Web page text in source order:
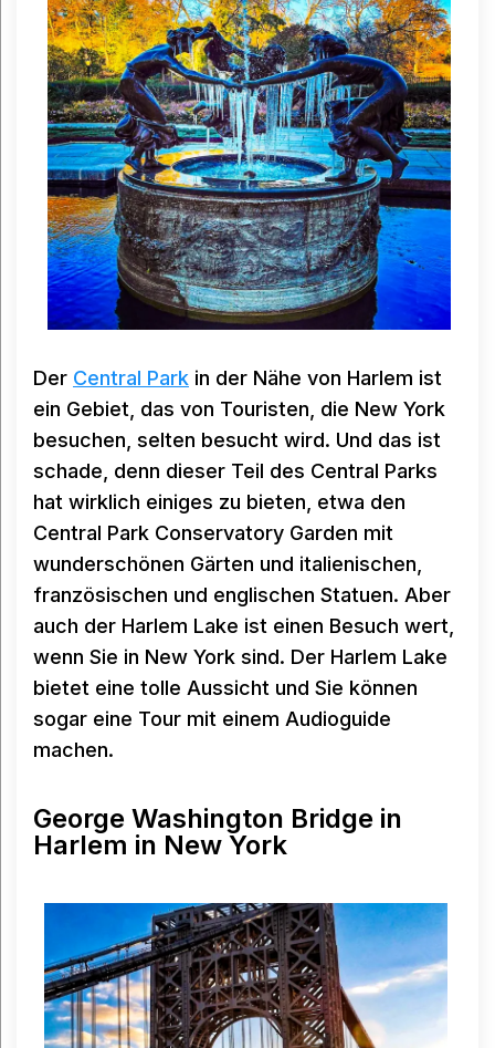
Der Central Park in der Nähe von Harlem ist
ein Gebiet, das von Touristen, die New York
besuchen, selten besucht wird. Und das ist
schade, denn dieser Teil des Central Parks
hat wirklich einiges zu bieten, etwa den
Central Park Conservatory Garden mit
wunderschönen Gärten und italienischen,
französischen und englischen Statuen. Aber
auch der Harlem Lake ist einen Besuch wert,
wenn Sie in New York sind. Der Harlem Lake
bietet eine tolle Aussicht und Sie können
sogar eine Tour mit einem Audioguide
machen.
George Washington Bridge in
Harlem in New York